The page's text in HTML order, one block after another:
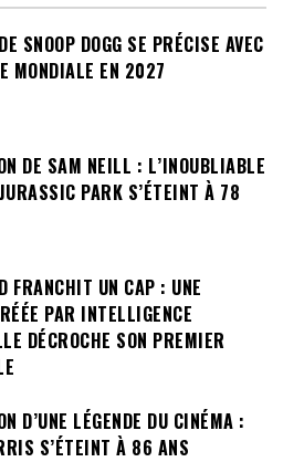
SNOOP DOGG SE PRÉCISE AVEC
MONDIALE EN 2027
DE SAM NEILL : L’INOUBLIABLE
PARK S’ÉTEINT À 78
FRANCHIT UN CAP : UNE
PAR INTELLIGENCE
DÉCROCHE SON PREMIER
D’UNE LÉGENDE DU CINÉMA :
S’ÉTEINT À 86 ANS